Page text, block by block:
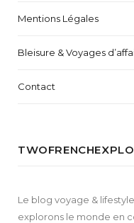
Mentions Légales
Bleisure & Voyages
Contact
Le blog voyage &
explorons le monde en